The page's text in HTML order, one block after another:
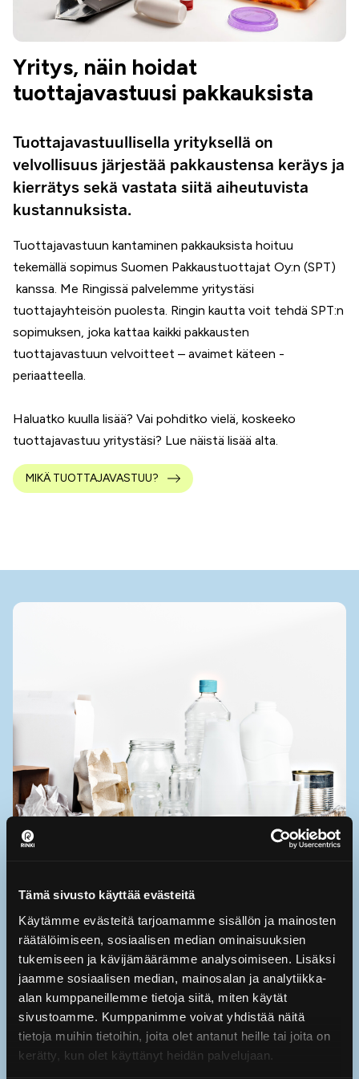
Tämä sivusto käyttää evästeitä
Käytämme evästeitä tarjoamamme sisällön ja mainosten
räätälöimiseen, sosiaalisen median ominaisuuksien
tukemiseen ja kävijämäärämme analysoimiseen. Lisäksi
jaamme sosiaalisen median, mainosalan ja analytiikka-
alan kumppaneillemme tietoja siitä, miten käytät
sivustoamme. Kumppanimme voivat yhdistää näitä
tietoja muihin tietoihin, joita olet antanut heille tai joita on
kerätty, kun olet käyttänyt heidän palvelujaan.
Yritys, näin hoidat
tuottajavastuusi pakkauksista
Tuottajavastuullisella yrityksellä on
velvollisuus järjestää pakkaustensa keräys ja
kierrätys sekä vastata siitä aiheutuvista
kustannuksista.
Tuottajavastuun kantaminen pakkauksista hoituu
tekemällä sopimus Suomen Pakkaustuottajat Oy:n (SPT)
kanssa. Me Ringissä palvelemme yritystäsi
tuottajayhteisön puolesta. Ringin kautta voit tehdä SPT:n
sopimuksen, joka kattaa kaikki pakkausten
tuottajavastuun velvoitteet – avaimet käteen -
periaatteella.
Haluatko kuulla lisää? Vai pohditko vielä, koskeeko
tuottajavastuu yritystäsi? Lue näistä lisää alta.
MIKÄ TUOTTAJAVASTUU?
Miten pakkausten tuottajavastuu
on järjestetty Suomessa?
Pakkausten tuottajavastuu on yhteistyötä,
jossa mukana ovat viranomaiset,